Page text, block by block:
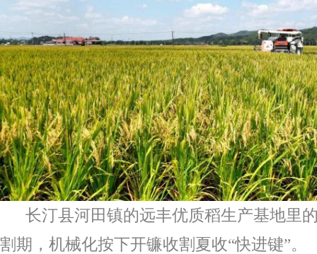
长汀县河田镇的远丰优质稻生产基地里
割期，机械化按下开镰收割夏收“快进键”